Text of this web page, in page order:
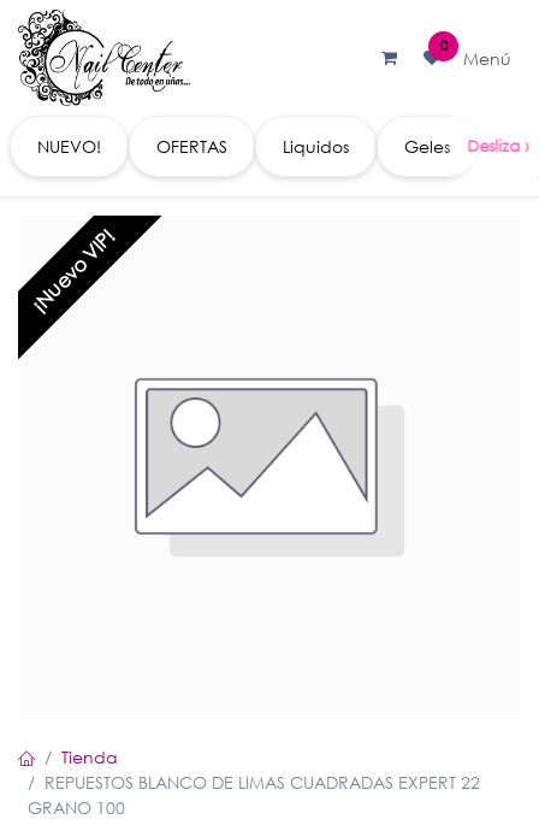
Ir al contenido
0
Menú
NUEVO! OFERTAS Liquidos Geles
¡Nuevo VIP!
Tienda
REPUESTOS BLANCO DE LIMAS CUADRADAS EXPERT 22
GRANO 100